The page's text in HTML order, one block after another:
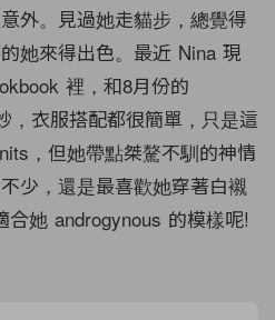
外。見過她走貓步，總覺得
她來得出色。最近 Nina 現
裡，和8月份的
，衣服搭配都很簡單，只是這
，但她帶點桀驁不馴的神情
少，還是最喜歡她穿著白襯
她 androgynous 的模樣呢!